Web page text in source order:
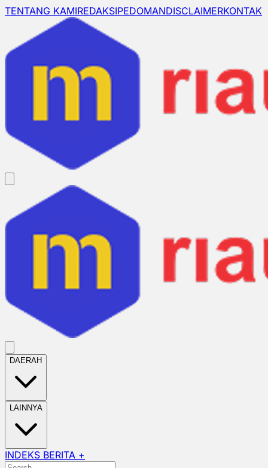
TENTANG KAMIREDAKSIPEDOMANDISCLAIMERKONTAK
DAERAH
LAINNYA
INDEKS BERITA +